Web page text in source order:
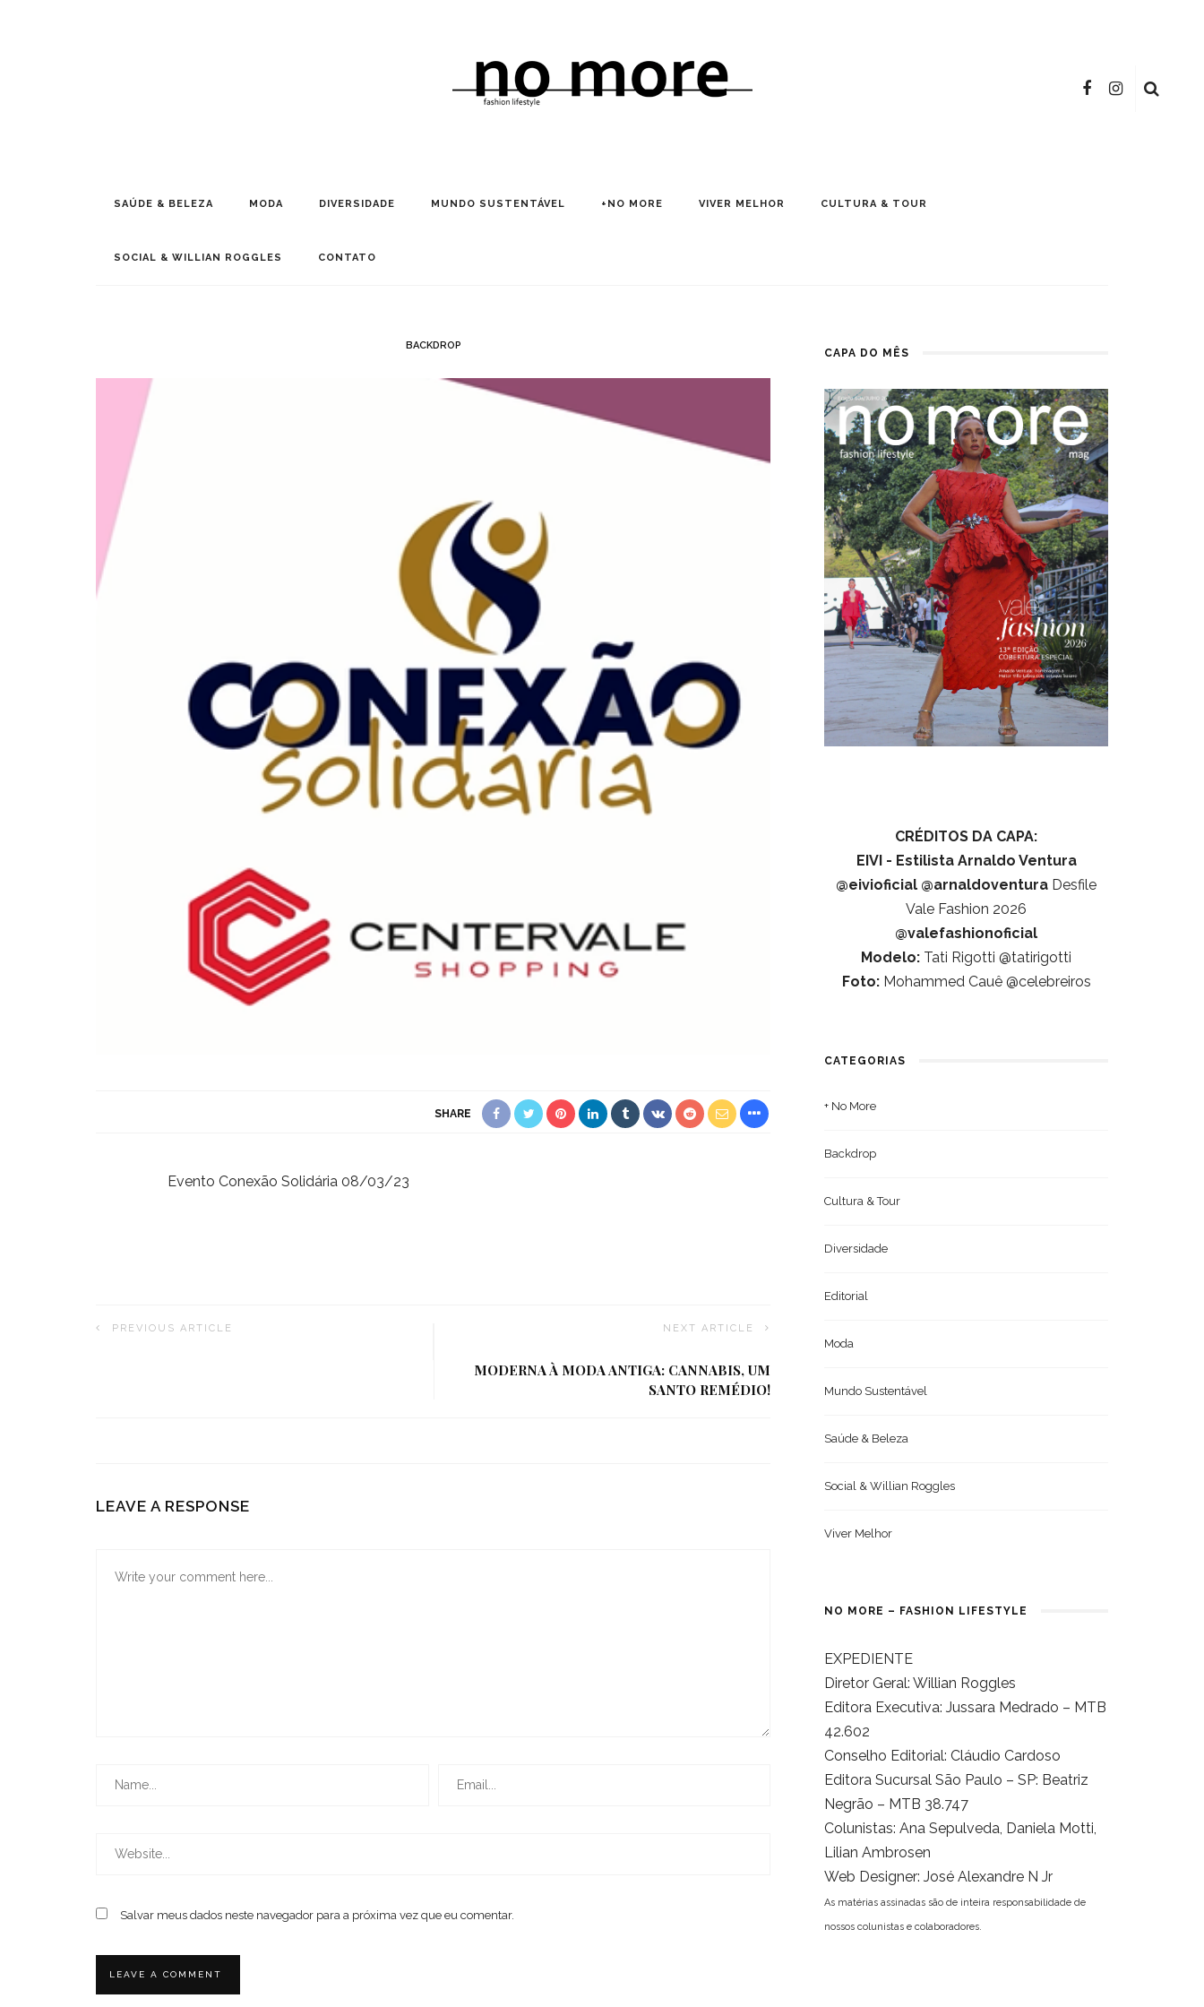
SAÚDE & BELEZA MODA DIVERSIDADE MUNDO SUSTENTÁVEL +NO MORE VIVER MELHOR CULTURA & TOUR
SOCIAL & WILLIAN ROGGLES CONTATO
BACKDROP
SHARE
Evento Conexão Solidária 08/03/23
PREVIOUS ARTICLE NEXT ARTICLE
MODERNA À MODA ANTIGA: CANNABIS, UM
SANTO REMÉDIO!
LEAVE A RESPONSE
Salvar meus dados neste navegador para a próxima vez que eu comentar.
CAPA DO MÊS
CRÉDITOS DA CAPA:
EIVI - Estilista Arnaldo Ventura
@eivioficial @arnaldoventura Desfile
Vale Fashion 2026
@valefashionoficial
Modelo: Tati Rigotti @tatirigotti
Foto:Mohammed Cauê @celebreiros
CATEGORIAS
+ No More
Backdrop
Cultura & Tour
Diversidade
Editorial
Moda
Mundo Sustentável
Saúde & Beleza
Social & Willian Roggles
Viver Melhor
NO MORE – FASHION LIFESTYLE
EXPEDIENTE
Diretor Geral: Willian Roggles
Editora Executiva: Jussara Medrado – MTB
42.602
Conselho Editorial: Cláudio Cardoso
Editora Sucursal São Paulo – SP: Beatriz
Negrão – MTB 38.747
Colunistas: Ana Sepulveda, Daniela Motti,
Lilian Ambrosen
Web Designer: José Alexandre N Jr
As matérias assinadas são de inteira responsabilidade de
nossos colunistas e colaboradores.